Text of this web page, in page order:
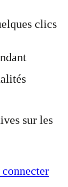
clics
sur les
connecter